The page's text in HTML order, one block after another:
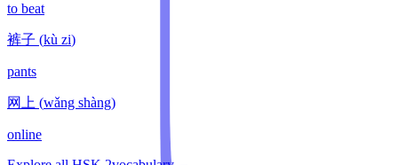
to beat
裤子 (kù zi)
pants
网上 (wǎng shàng)
online